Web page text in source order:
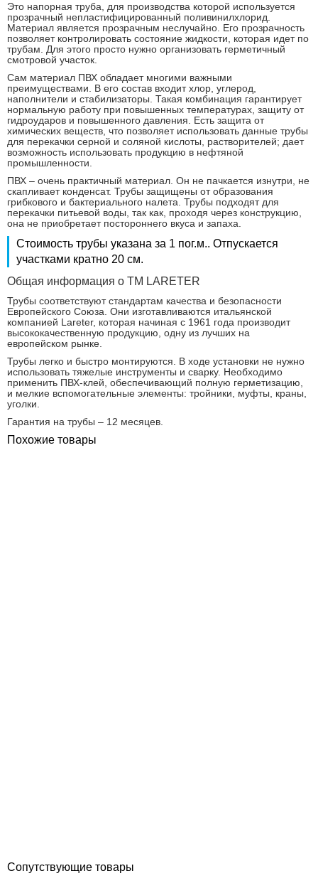
Это напорная труба, для производства которой используется
прозрачный непластифицированный поливинилхлорид.
Материал является прозрачным неслучайно. Его прозрачность
позволяет контролировать состояние жидкости, которая идет по
трубам. Для этого просто нужно организовать герметичный
смотровой участок.
Сам материал ПВХ обладает многими важными
преимуществами. В его состав входит хлор, углерод,
наполнители и стабилизаторы. Такая комбинация гарантирует
нормальную работу при повышенных температурах, защиту от
гидроударов и повышенного давления. Есть защита от
химических веществ, что позволяет использовать данные трубы
для перекачки серной и соляной кислоты, растворителей; дает
возможность использовать продукцию в нефтяной
промышленности.
ПВХ – очень практичный материал. Он не пачкается изнутри, не
скапливает конденсат. Трубы защищены от образования
грибкового и бактериального налета. Трубы подходят для
перекачки питьевой воды, так как, проходя через конструкцию,
она не приобретает постороннего вкуса и запаха.
Стоимость трубы указана за 1 пог.м.. Отпускается
участками кратно 20 см.
Общая информация о ТМ LARETER
Трубы соответствуют стандартам качества и безопасности
Европейского Союза. Они изготавливаются итальянской
компанией Lareter, которая начиная с 1961 года производит
высококачественную продукцию, одну из лучших на
европейском рынке.
Трубы легко и быстро монтируются. В ходе установки не нужно
использовать тяжелые инструменты и сварку. Необходимо
применить ПВХ-клей, обеспечивающий полную герметизацию,
и мелкие вспомогательные элементы: тройники, муфты, краны,
уголки.
Гарантия на трубы – 12 месяцев.
Похожие товары
Сопутствующие товары